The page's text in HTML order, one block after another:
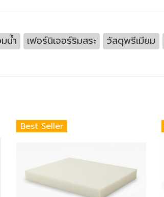
น้ำ เฟอร์นิเจอร์ริมสระ วัสดุพรีเมียม
Best Seller